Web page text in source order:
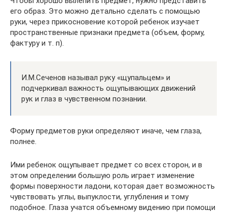
его образ. Это можно детально сделать с помощью
руки, через прикосновение которой ребенок изучает
пространственные признаки предмета (объем, форму,
фактуру и т. п).
И.М.Сеченов называл руку «щупальцем» и
подчеркивал важность ощупывающих движений
рук и глаз в чувственном познании.
Форму предметов руки определяют иначе, чем глаза,
полнее.
Ими ребенок ощупывает предмет со всех сторон, и в
этом определении большую роль играет изменение
формы поверхности ладони, которая дает возможность
чувствовать углы, выпуклости, углубления и тому
подобное. Глаза учатся объемному видению при помощи